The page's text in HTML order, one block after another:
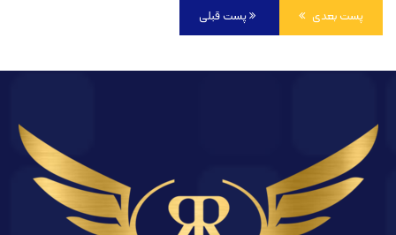
پست قبلی پست بعدی